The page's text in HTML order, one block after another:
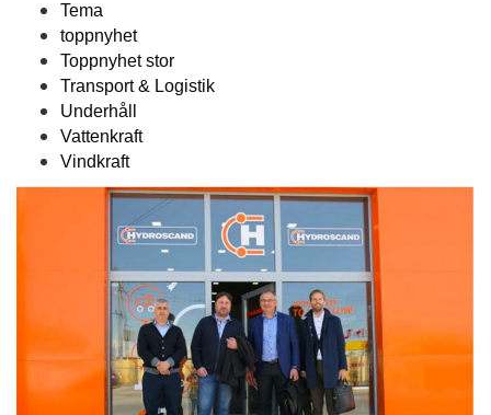
Tema
toppnyhet
Toppnyhet stor
Transport & Logistik
Underhåll
Vattenkraft
Vindkraft